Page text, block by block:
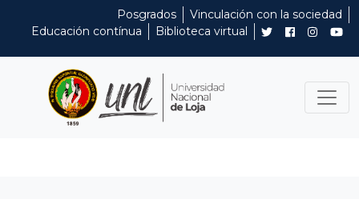
Posgrados
Vinculación con la sociedad
Educación contínua
Biblioteca virtual